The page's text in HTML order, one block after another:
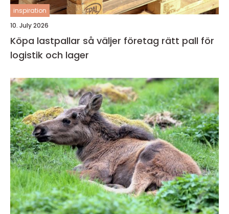
inspiration
10. July 2026
Köpa lastpallar så väljer företag rätt pall för
logistik och lager